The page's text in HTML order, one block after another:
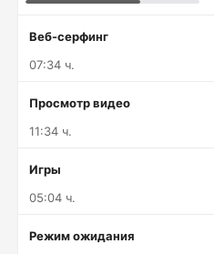
Веб-серфинг
07:34 ч.
Просмотр видео
11:34 ч.
Игры
05:04 ч.
Режим ожидания